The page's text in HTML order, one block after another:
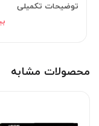
هستید، یونیبل ۱۲۷۰ بهترین انتخاب شماست.
توضیحات تکمیلی
محصولات مشابه